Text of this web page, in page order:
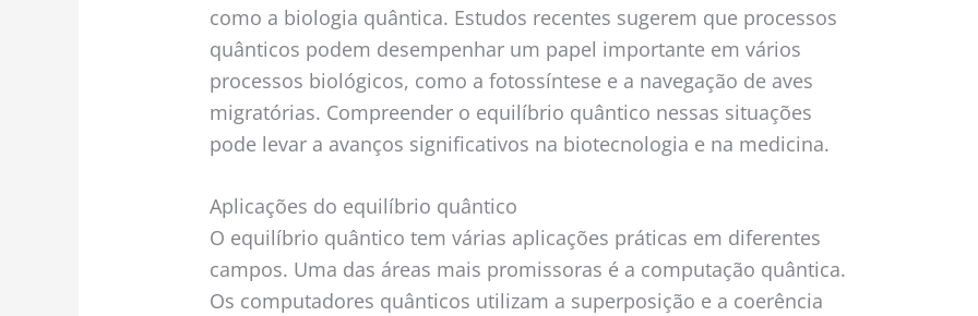
como a biologia quântica. Estudos recentes sugerem que processos
quânticos podem desempenhar um papel importante em vários
processos biológicos, como a fotossíntese e a navegação de aves
migratórias. Compreender o equilíbrio quântico nessas situações
pode levar a avanços significativos na biotecnologia e na medicina.
Aplicações do equilíbrio quântico
O equilíbrio quântico tem várias aplicações práticas em diferentes
campos. Uma das áreas mais promissoras é a computação quântica.
Os computadores quânticos utilizam a superposição e a coerência